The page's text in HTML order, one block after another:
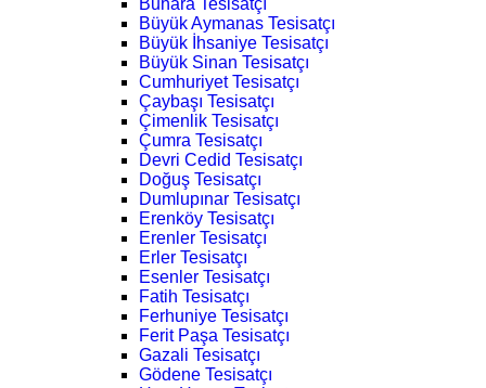
Buhara Tesisatçı
Büyük Aymanas Tesisatçı
Büyük İhsaniye Tesisatçı
Büyük Sinan Tesisatçı
Cumhuriyet Tesisatçı
Çaybaşı Tesisatçı
Çimenlik Tesisatçı
Çumra Tesisatçı
Devri Cedid Tesisatçı
Doğuş Tesisatçı
Dumlupınar Tesisatçı
Erenköy Tesisatçı
Erenler Tesisatçı
Erler Tesisatçı
Esenler Tesisatçı
Fatih Tesisatçı
Ferhuniye Tesisatçı
Ferit Paşa Tesisatçı
Gazali Tesisatçı
Gödene Tesisatçı